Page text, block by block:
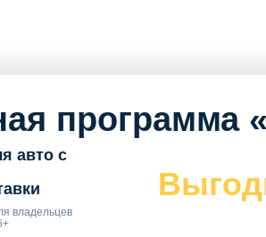
программа
авто с
владельцев